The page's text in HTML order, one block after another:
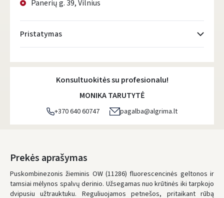
Panerių g. 39, Vilnius
Pristatymas
Atsiėmimo taškai- 0.00 €
DPD kurjeris - 5.00 €
DPD paštomatai- 4.00 €
LP Express paštomatai
LP Express kurjeris- 4.00 €
Antradienį, Rugpjūčio 11 d.
Konsultuokitės su profesionalu!
MONIKA TARUTYTĖ
+370 640 60747 pagalba@algrima.lt
Prekės aprašymas
Puskombinezonis žieminis OW (11286) fluorescencinės geltonos ir
tamsiai mėlynos spalvų derinio. Užsegamas nuo krūtinės iki tarpkojo
dvipusiu užtrauktuku. Reguliuojamos petnešos, pritaikant rūbą